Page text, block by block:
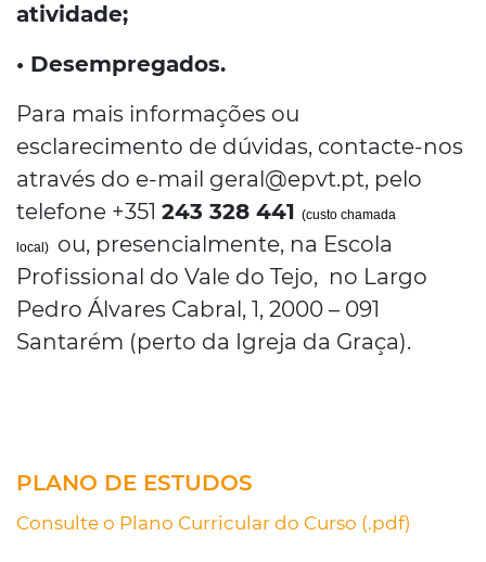
atividade;
• Desempregados.
Para mais informações ou
esclarecimento de dúvidas, contacte-nos
através do e-mail geral@epvt.pt, pelo
telefone +351 243 328 441 (custo chamada
local)
ou, presencialmente, na Escola
Profissional do Vale do Tejo, no Largo
Pedro Álvares Cabral, 1, 2000 – 091
Santarém (perto da Igreja da Graça).
PLANO DE ESTUDOS
Consulte o Plano Curricular do Curso (.pdf)